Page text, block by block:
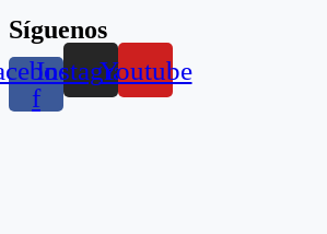
Síguenos
f
InstagramYoutube